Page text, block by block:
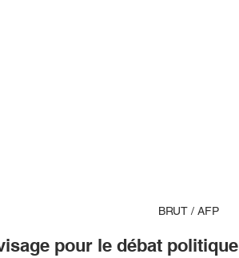
BRUT / AFP
pour le débat politique